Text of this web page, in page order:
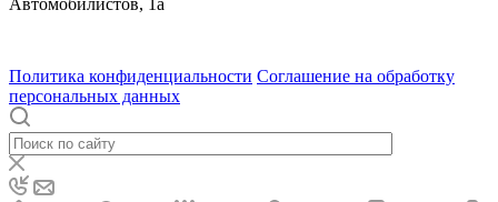
Политика конфиденциальности Соглашение на обработку
персональных данных